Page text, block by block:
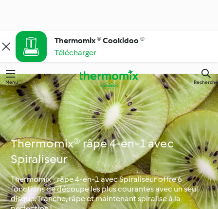
Thermomix ® Cookidoo ®
Télécharger
Menu Recherche
Thermomix® râpe 4-en-1 avec
Spiraliseur
Thermomix® râpe 4-en-1 avec Spiraliseur offre 6
fonctions de découpe les plus courantes avec un seul
disque. Tranche, râpe et maintenant spiralise à la